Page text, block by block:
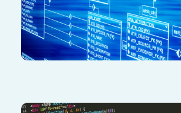
SQLServer
MySQL